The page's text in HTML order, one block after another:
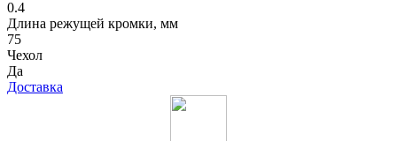
0.4
Длина режущей кромки, мм
75
Чехол
Да
Доставка